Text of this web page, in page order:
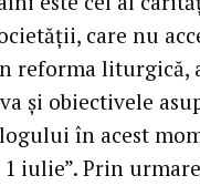
care nu
reforma liturgică,
și obiectivele
în acest
iulie”. Prin